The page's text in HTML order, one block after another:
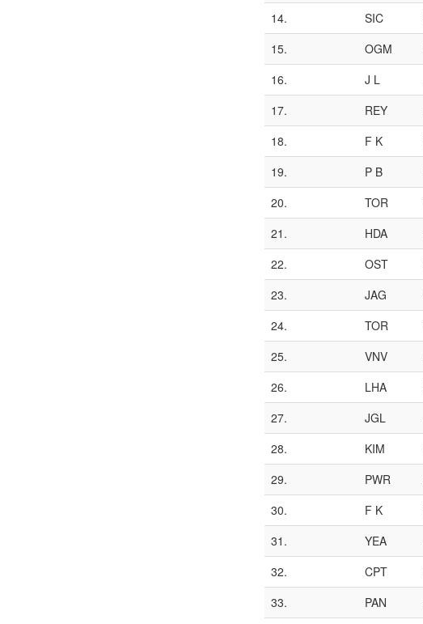
14. SIC
15. OGM
16. J L
17. REY
18. F K
19. P B
20. TOR
21. HDA
22. OST
23. JAG
24. TOR
25. VNV
26. LHA
27. JGL
28. KIM
29. PWR
30. F K
31. YEA
32. CPT
33. PAN